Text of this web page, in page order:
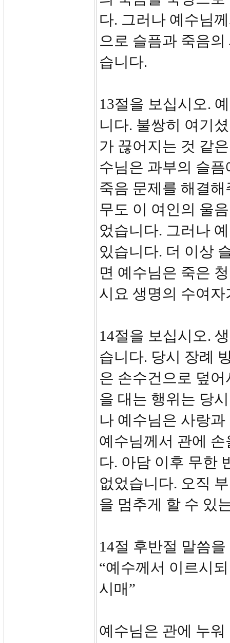
다. 그러나 예수님
으로 슬픔과 죽음
습니다.
13절을 보십시오.
니다. 불쌍히 여기
가 끊어지는 것 같
수님은 과부의 슬
죽음 문제를 해결
무도 이 여인의 울
었습니다. 그러나
있습니다. 더 이상
면 예수님은 죽은
시요 생명의 수여
14절을 보십시오.
습니다. 당시 장례
은 손수건으로 덮
을 대는 행위는 당
나 예수님은 사랑
예수님께서 관에
다. 아담 이후 무한
없었습니다. 오직
을 멈추게 할 수 있
14절 후반절 말씀
“예수께서 이르시
시매”
예수님은 관에 누